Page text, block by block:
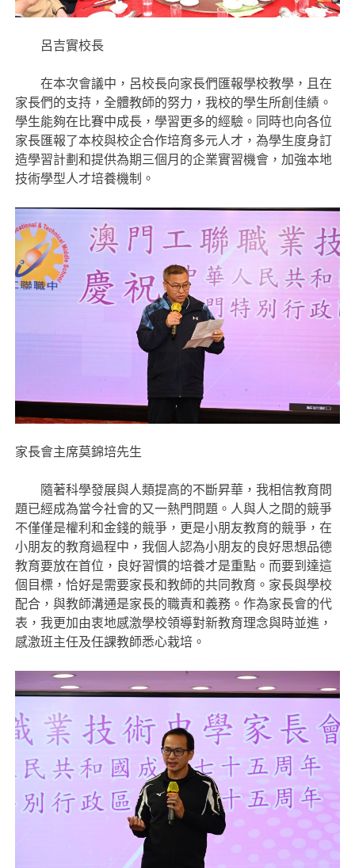
呂吉實校長
在本次會議中，呂校長向家長們匯報學校教學，且在
家長們的支持，全體教師的努力，我校的學生所創佳績。
學生能夠在比賽中成長，學習更多的經驗。同時也向各位
家長匯報了本校與校企合作培育多元人才，為學生度身訂
造學習計劃和提供為期三個月的企業實習機會，加強本地
技術學型人才培養機制。
家長會主席莫錦培先生
隨著科學發展與人類提高的不斷昇華，我相信教育問
題已經成為當今社會的又一熱門問題。人與人之間的競爭
不僅僅是權利和金錢的競爭，更是小朋友教育的競爭，在
小朋友的教育過程中，我個人認為小朋友的良好思想品德
教育要放在首位，良好習慣的培養才是重點。而要到達這
個目標，恰好是需要家長和教師的共同教育。家長與學校
配合，與教師溝通是家長的職責和義務。作為家長會的代
表，我更加由衷地感激學校領導對新教育理念與時並進，
感激班主任及任課教師悉心栽培。